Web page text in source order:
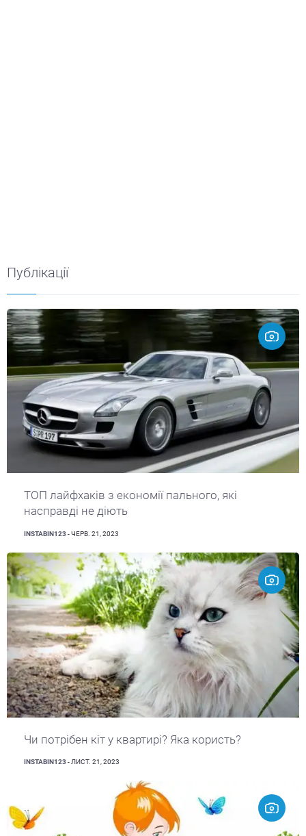
Публікації
ТОП лайфхаків з економії пального, які
насправді не діють
INSTABIN123 - ЧЕРВ. 21, 2023
Чи потрібен кіт у квартирі? Яка користь?
INSTABIN123 - ЛИСТ. 21, 2023